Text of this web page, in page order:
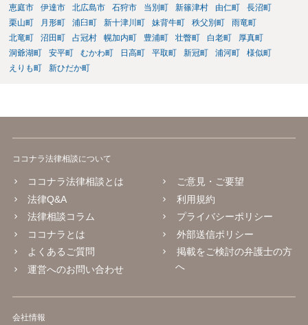
恵庭市
伊達市 北広島市 石狩市 当別町 新篠津村 由仁町
長沼町
栗山町
月形町 浦臼町 新十津川町 妹背牛町 秩父別町
雨竜町
北竜町
沼田町 占冠村 幌加内町 豊浦町 壮瞥町 白老町
厚真町
洞爺湖町
安平町 むかわ町 日高町 平取町 新冠町 浦河町
様似町
えりも町
新ひだか町
ココナラ法律相談について
ココナラ法律相談とは
法律Q&A
法律相談コラム
ココナラとは
よくあるご質問
運営へのお問い合わせ
ご意見・ご要望
利用規約
プライバシーポリシー
外部送信ポリシー
掲載をご検討の弁護士の方
へ
会社情報